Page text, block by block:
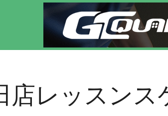
す。新宿区、若松河田で気軽にゴルフレッスン！
店レッスン